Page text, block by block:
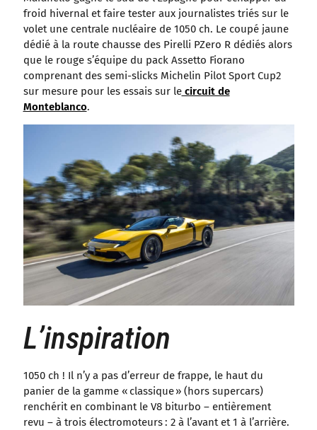
froid hivernal et faire tester aux journalistes triés sur le
volet une centrale nucléaire de 1050 ch. Le coupé jaune
dédié à la route chausse des Pirelli PZero R dédiés alors
que le rouge s’équipe du pack Assetto Fiorano
comprenant des semi-slicks Michelin Pilot Sport Cup2
sur mesure pour les essais sur lecircuit de
Monteblanco.
L’inspiration
1050 ch ! Il n’y a pas d’erreur de frappe, le haut du
panier de la gamme « classique » (hors supercars)
renchérit en combinant le V8 biturbo – entièrement
revu – à trois électromoteurs : 2 à l’avant et 1 à l’arrière.